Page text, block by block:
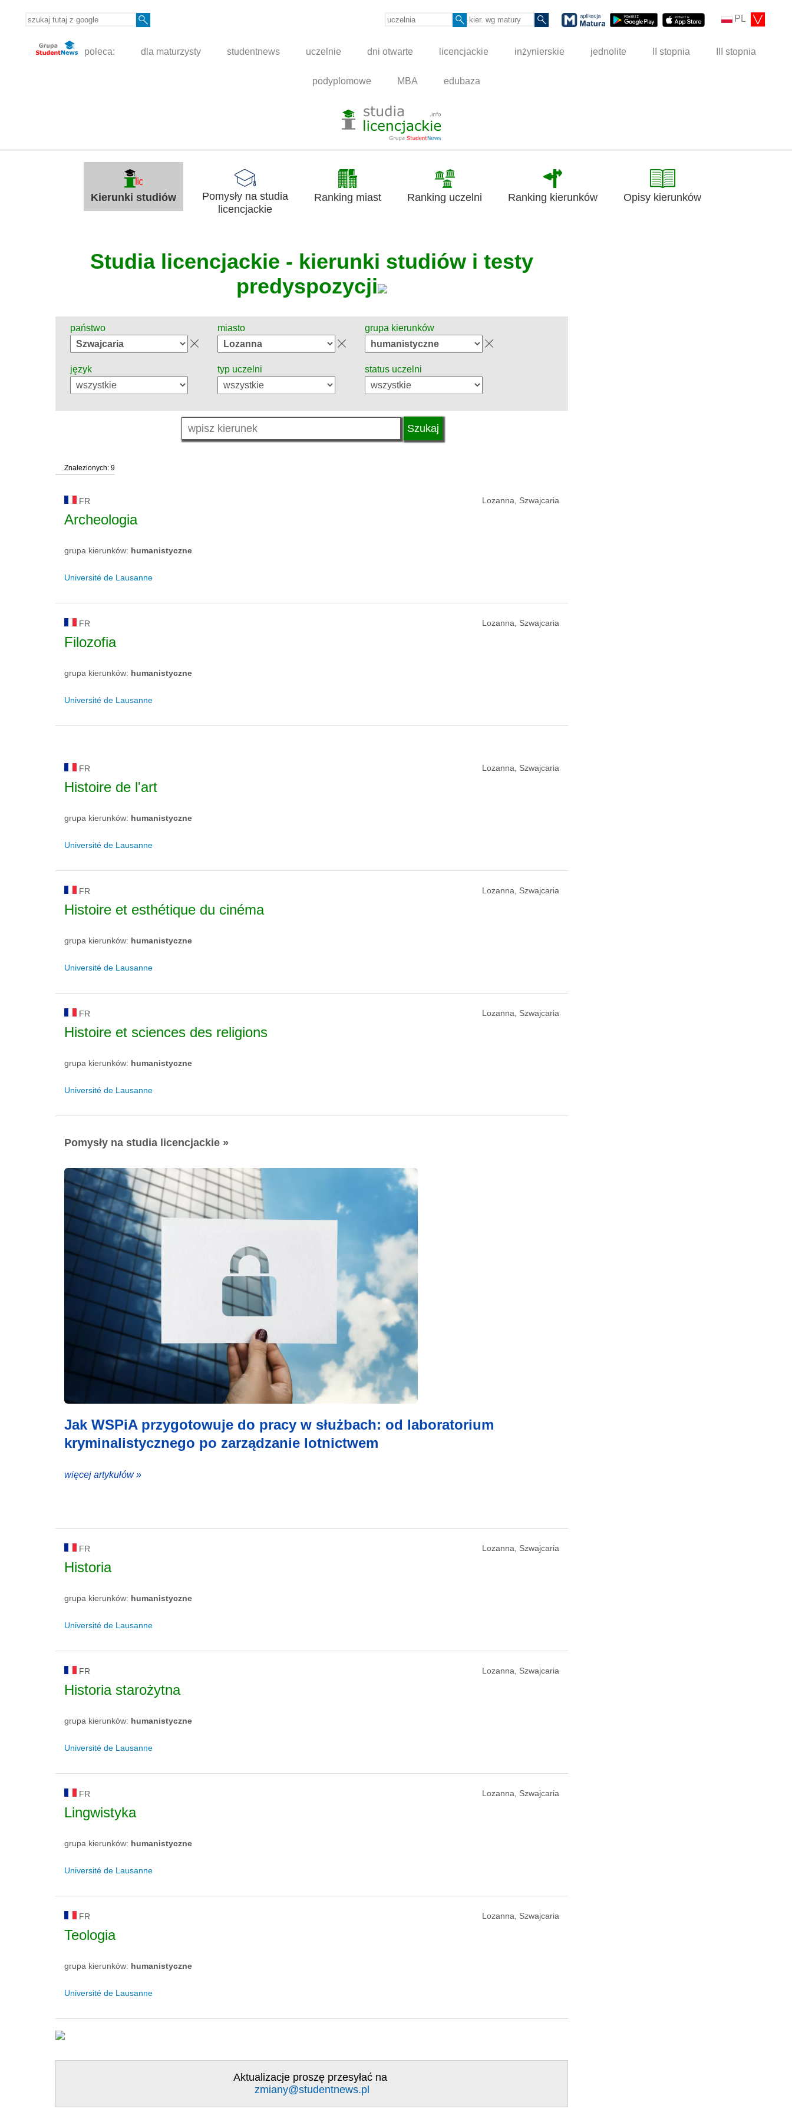
PL
poleca: dla maturzysty studentnews uczelnie dni otwarte licencjackie inżynierskie jednolite II stopnia III stopnia
podyplomowe MBA edubaza
Kierunki studiów
Pomysły na studia
licencjackie
Ranking miast Ranking uczelni Ranking kierunków Opisy kierunków
Studia licencjackie - kierunki studiów i testy
predyspozycji
państwo miasto grupa kierunków
język typ uczelni status uczelni
Znalezionych: 9
FR Lozanna, Szwajcaria
Archeologia
grupa kierunków: humanistyczne
Université de Lausanne
FR Lozanna, Szwajcaria
Filozofia
grupa kierunków: humanistyczne
Université de Lausanne
FR Lozanna, Szwajcaria
Histoire de l'art
grupa kierunków: humanistyczne
Université de Lausanne
FR Lozanna, Szwajcaria
Histoire et esthétique du cinéma
grupa kierunków: humanistyczne
Université de Lausanne
FR Lozanna, Szwajcaria
Histoire et sciences des religions
grupa kierunków: humanistyczne
Université de Lausanne
Pomysły na studia licencjackie »
Jak WSPiA przygotowuje do pracy w służbach: od laboratorium
kryminalistycznego po zarządzanie lotnictwem
więcej artykułów »
FR Lozanna, Szwajcaria
Historia
grupa kierunków: humanistyczne
Université de Lausanne
FR Lozanna, Szwajcaria
Historia starożytna
grupa kierunków: humanistyczne
Université de Lausanne
FR Lozanna, Szwajcaria
Lingwistyka
grupa kierunków: humanistyczne
Université de Lausanne
FR Lozanna, Szwajcaria
Teologia
grupa kierunków: humanistyczne
Université de Lausanne
Aktualizacje proszę przesyłać na
zmiany@studentnews.pl